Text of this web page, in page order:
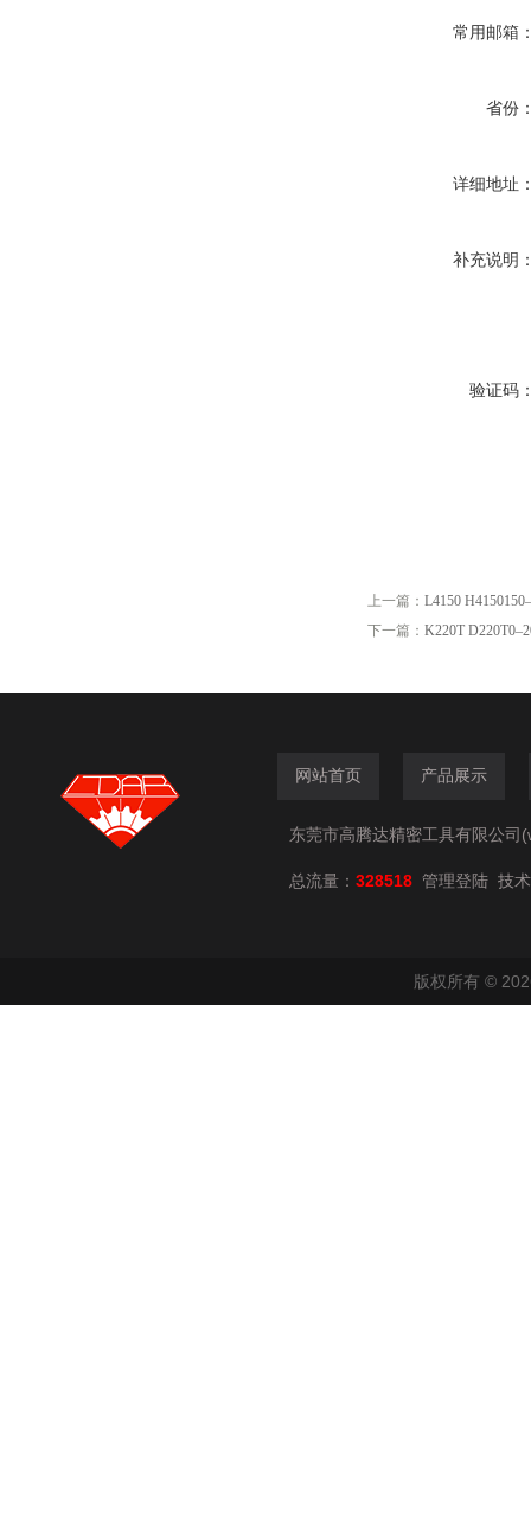
常用邮箱
省份
详细地址
补充说明
验证码
上一篇： L4150
下一篇： K220T
网站首页 产品展示
东莞市高腾达精密工具有限公司
总流量： 328518 管理登陆 技
版权所有 ©